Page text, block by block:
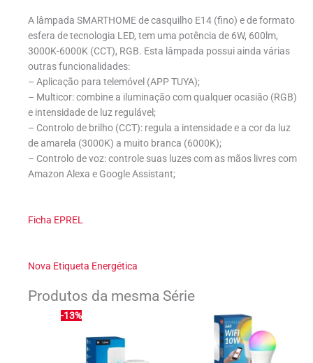
A lâmpada SMARTHOME de casquilho E14 (fino) e de formato
esfera de tecnologia LED, tem uma potência de 6W, 600lm,
3000K-6000K (CCT), RGB. Esta lâmpada possui ainda várias
outras funcionalidades:
– Aplicação para telemóvel (APP TUYA);
– Multicor: combine a iluminação com qualquer ocasião (RGB)
e intensidade de luz regulável;
– Controlo de brilho (CCT): regula a intensidade e a cor da luz
de amarela (3000K) a muito branca (6000K);
– Controlo de voz: controle suas luzes com as mãos livres com
Amazon Alexa e Google Assistant;
Ficha EPREL
Nova Etiqueta Energética
Produtos da mesma Série
-13%